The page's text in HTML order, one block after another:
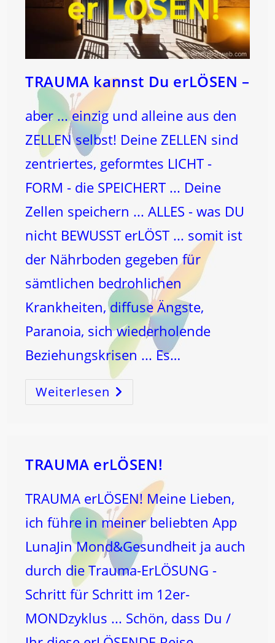
TRAUMA kannst Du erLÖSEN –
aber ... einzig und alleine aus den
ZELLEN selbst! Deine ZELLEN sind
zentriertes, geformtes LICHT -
FORM - die SPEICHERT ... Deine
Zellen speichern ... ALLES - was DU
nicht BEWUSST erLÖST ... somit ist
der Nährboden gegeben für
sämtlichen bedrohlichen
Krankheiten, diffuse Ängste,
Paranoia, sich wiederholende
Beziehungskrisen ... Es…
Weiterlesen TRAUMA
Kannst
Du
TRAUMA erLÖSEN!
TRAUMA erLÖSEN! Meine Lieben,
ich führe in meiner beliebten App
LunaJin Mond&Gesundheit ja auch
durch die Trauma-ErLÖSUNG -
Schritt für Schritt im 12er-
MONDzyklus ... Schön, dass Du /